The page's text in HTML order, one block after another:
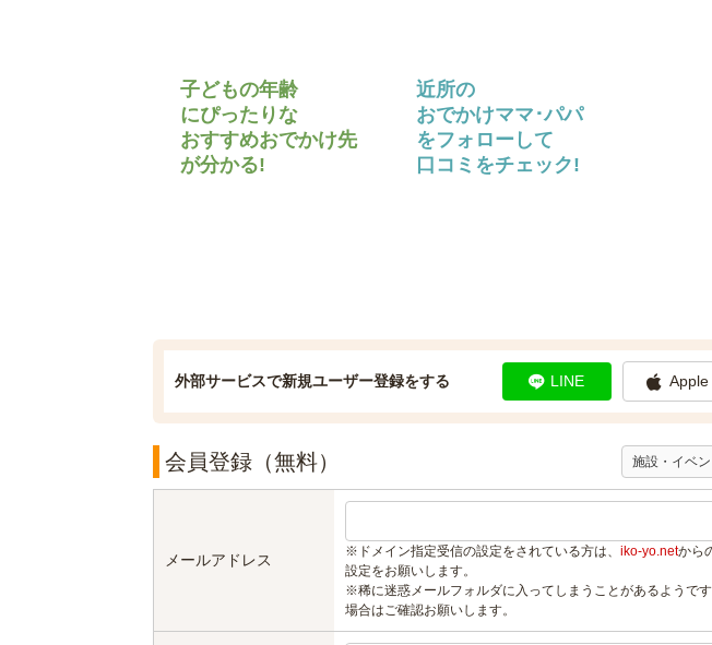
子どもの年齢
にぴったりな
おすすめおでかけ先
が分かる!
近所の
おでかけママ･パパ
をフォローして
口コミをチェック!
外部サービスで新規ユーザー登録をする LINE Apple
会員登録（無料） 施設・イベ
メールアドレス ※ドメイン指定受信の設定をされている方は、 iko-yo.netから
設定をお願いします。
※稀に迷惑メールフォルダに入ってしまうことがあるようで
場合はご確認お願いします。